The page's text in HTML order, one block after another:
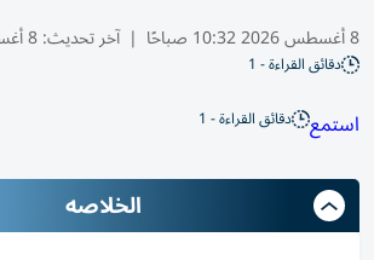
8 أغسطس 2026 10:32 صباحًا | آخر تحديث:8 أغسطس 14:21 2026
دقائق القراءة - 1
استمع دقائق القراءة - 1
الخلاصه